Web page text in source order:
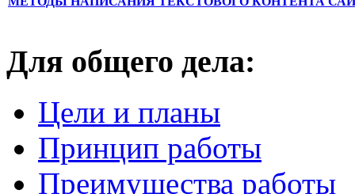
Для общего дела:
Цели и планы
Принцип работы
Преимущества работы